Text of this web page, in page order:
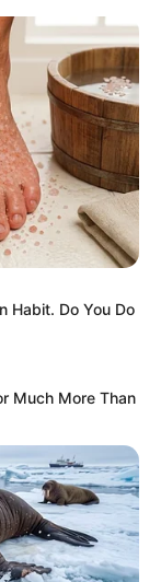
Menu
Habit. Do You Do
Much More Than